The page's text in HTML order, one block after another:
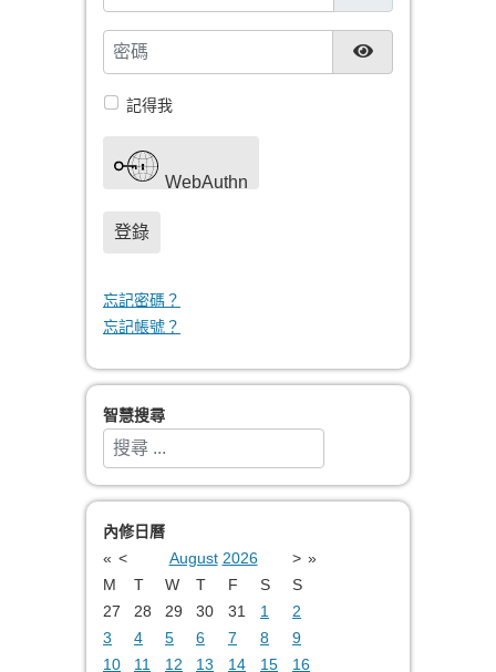
密碼 顯示密碼
記得我
WebAuthn
登錄
忘記密碼？
忘記帳號？
智慧搜尋
搜索
內修日曆
« < August 2026 > »
M
T W T F S
S
27
28 29 30 31 1
2
3
4 5 6 7 8
9
10
11 12 13 14 15
16